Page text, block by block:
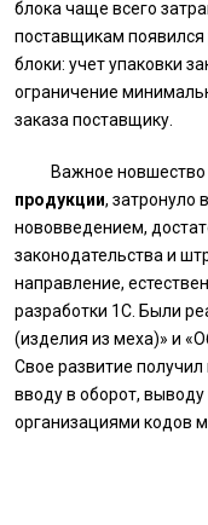
блока чаще всего
поставщикам
блоки: учет упаковки
ограничение
заказа поставщику.
Важное новшество
продукции, затронуло
нововведением,
законодательства и
направление,
разработки 1С. Были
(изделия из меха)» и
Свое развитие
вводу в оборот,
организациями кодов